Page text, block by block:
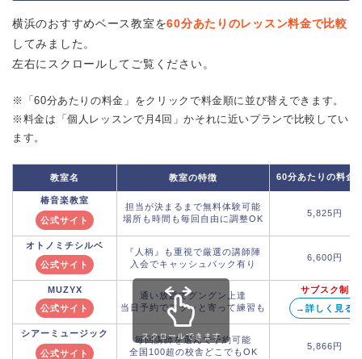
横浜のおすすめベース教室を60分あたりのレッスン料金で比較
してみました。
左右にスクロールしてご覧ください。
※「60分あたりの料金」をクリックで料金順に並び替えできます。
※料金は「個人レッスンで月4回」かそれに近いプランで比較してい
ます。
教室名 教室の特徴 60分あたりの料金
椿音楽教室
公式サイト
担当が決まるまで無料体験可能
場所も時間も毎回自由に調整OK
5,825円
オトノミチシルベ
公式サイト
『人柄』も重視で厳選の講師陣
入会でキャッシュバック有り
6,600円
MUZYX
公式サイト
通い放題でグングン上達
当日予約でフラッと寄って練習も
サブスク制
→詳しく見る
シアーミュージック
公式サイト
毎回講師を選んで予約可能
全国100超の校舎どこでもOK
5,866円
スクロールできます